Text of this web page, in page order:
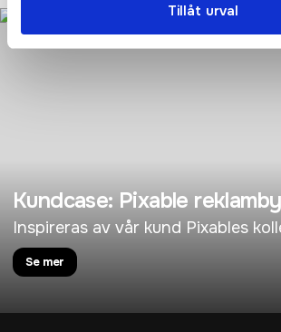
Tillåt urval
Kundcase: Pixable
Inspireras av vår kund Pixables
Se mer